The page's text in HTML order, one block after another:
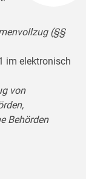
(§§
im elektronisch
von
Behörden